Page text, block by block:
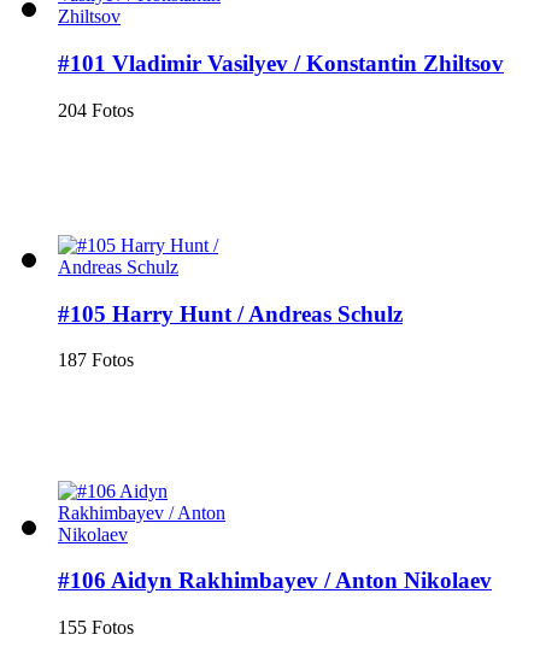
#101 Vladimir Vasilyev / Konstantin Zhiltsov
204 Fotos
#105 Harry Hunt / Andreas Schulz
187 Fotos
#106 Aidyn Rakhimbayev / Anton Nikolaev
155 Fotos